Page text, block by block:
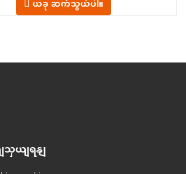
ပြောင်းလဲပါ။ Shine Roller ၊ Veneer
အခြောက်ခံစက် အောင်မြင်မှုကို ကိုယ်စား
veneer ကြိတ်စက်များနှင့်
ယခု ဆက်သွယ်ပါ။
ယျရနျ